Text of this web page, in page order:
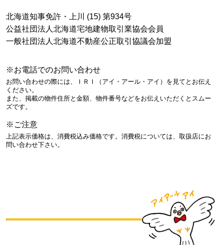
北海道知事免許・上川 (15) 第934号
公益社団法人北海道宅地建物取引業協会会員
一般社団法人北海道不動産公正取引協議会加盟
※お電話でのお問い合わせ
お問い合わせの際には、ＩＲＩ（アイ・アール・アイ）を見てとお伝え
ください。
また、掲載の物件住所と金額、物件番号などをお伝えいただくとスムー
ズです。
※ご注意
上記表示価格は、消費税込み価格です。消費税については、取扱店にお
問い合わせ下さい。